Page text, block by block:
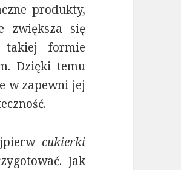
produkty,
zwiększa się
takiej formie
Dzięki temu
w zapewni jej
cukierki
Jak